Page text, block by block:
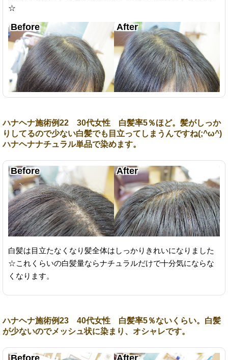
☆
ハナヘナ施術例22 30代女性 白髪率5％ほど。髪がしっか
りしてるので少ない白髪でも目立ってしまうんですね(;^ω^)
ハナヘナナチュラル単品で染めます。
白髪は目立たなくなり髪全体はしっかりきれいになりました
☆これくらいの白髪量ならナチュラルだけで十分気にならな
くなります。
ハナヘナ施術例23 40代女性 白髪率5％ないくらい。白髪
が少ないのでメッシュ状に染まり、オシャレです。